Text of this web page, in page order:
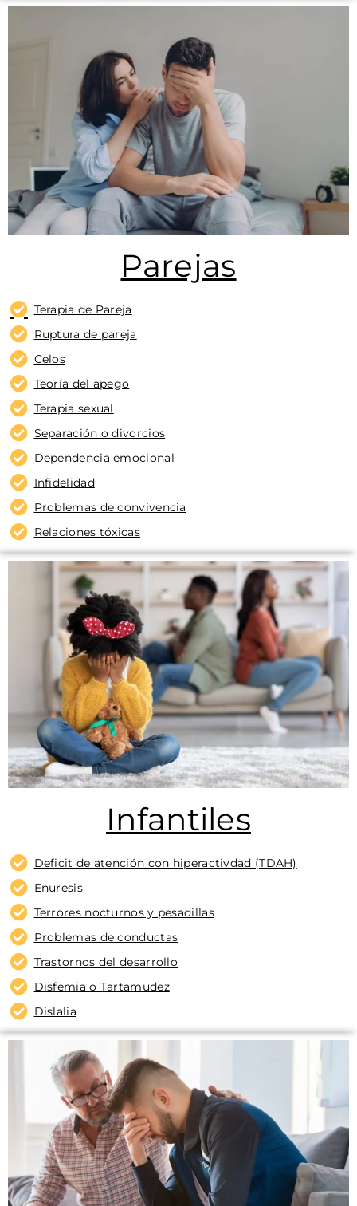
Parejas
Terapia de Pareja
Ruptura de pareja
Celos
Teoría del apego
Terapia sexual
Separación o divorcios
Dependencia emocional
Infidelidad
Problemas de convivencia
Relaciones tóxicas
Infantiles
Deficit de atención con hiperactivdad (TDAH)
Enuresis
Terrores nocturnos y pesadillas
Problemas de conductas
Trastornos del desarrollo
Disfemia o Tartamudez
Dislalia